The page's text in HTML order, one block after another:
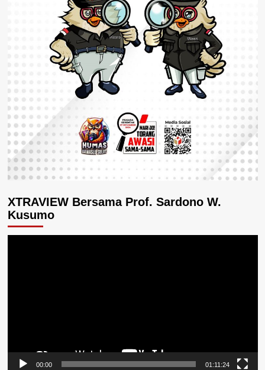
XTRAVIEW Bersama Prof. Sardono W.
Kusumo
00:00 01:11:24